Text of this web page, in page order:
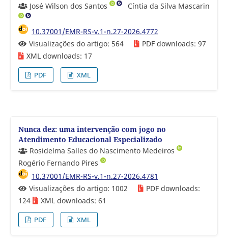
José Wilson dos Santos
Cíntia da Silva Mascarin
10.37001/EMR-RS-v.1-n.27-2026.4772
Visualizações do artigo: 564
PDF downloads: 97
XML downloads: 17
PDF XML
Nunca dez: uma intervenção com jogo no
Atendimento Educacional Especializado
Rosidelma Salles do Nascimento Medeiros
Rogério Fernando Pires
10.37001/EMR-RS-v.1-n.27-2026.4781
Visualizações do artigo: 1002
PDF downloads:
124
XML downloads: 61
PDF XML